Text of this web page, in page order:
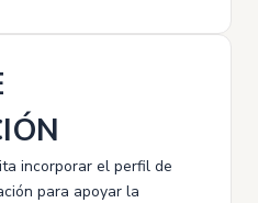
incorporar el perfil de
para apoyar la